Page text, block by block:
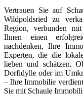
Vertrauen Sie auf
Wildpoldsried zu
Region, verbunden
Ihnen einen
nachdenken, Ihre
Experten, die die
lieben und schätzen.
Dorfidylle oder im
– Ihre Immobilie
Sie mit Schaule